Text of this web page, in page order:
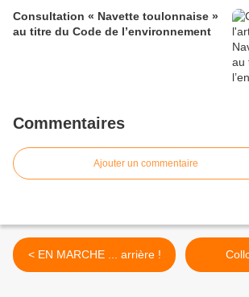
Consultation « Navette toulonnaise »
au titre du Code de l’environnement
Commentaires
Ajouter un commentaire
< EN MARCHE ... arrière !